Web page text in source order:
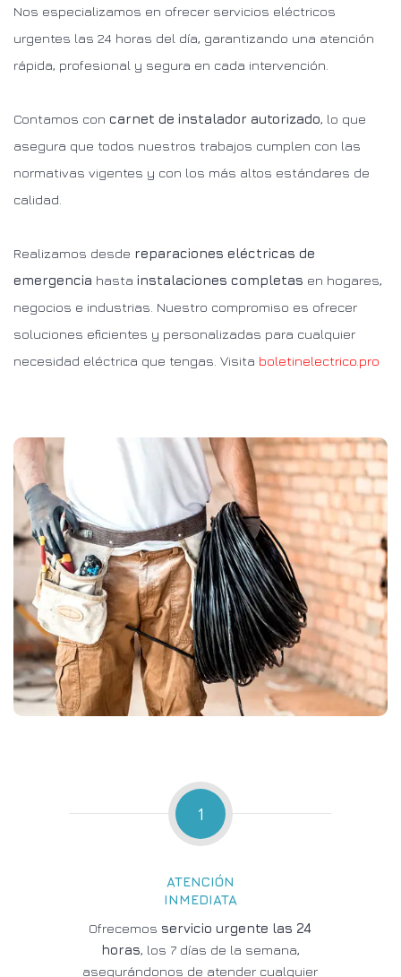
Nos especializamos en ofrecer servicios eléctricos
urgentes las 24 horas del día, garantizando una atención
rápida, profesional y segura en cada intervención.
Contamos con carnet de instalador autorizado, lo que
asegura que todos nuestros trabajos cumplen con las
normativas vigentes y con los más altos estándares de
calidad.
Realizamos desde reparaciones eléctricas de
emergencia hasta instalaciones completas en hogares,
negocios e industrias. Nuestro compromiso es ofrecer
soluciones eficientes y personalizadas para cualquier
necesidad eléctrica que tengas. Visita boletinelectrico.pro
1
ATENCIÓN
INMEDIATA
Ofrecemos servicio urgente las 24
horas, los 7 días de la semana,
asegurándonos de atender cualquier